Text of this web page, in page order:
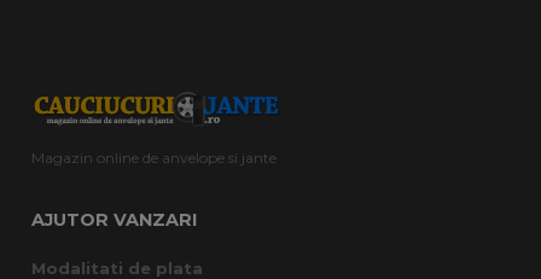
Magazin online de anvelope si jante
AJUTOR VANZARI
Modalitati de plata